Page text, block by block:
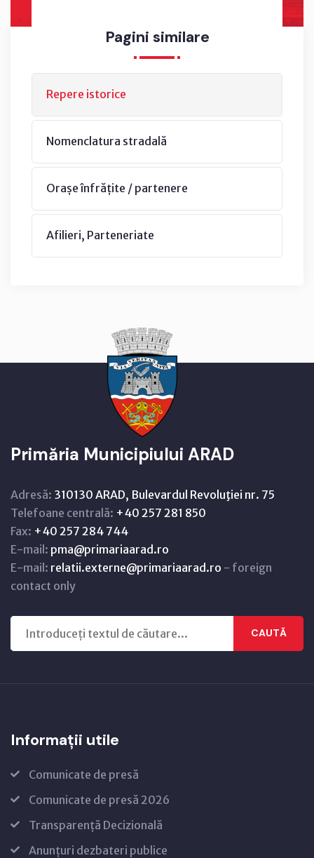
Pagini similare
Repere istorice
Nomenclatura stradală
Orașe înfrățite / partenere
Afilieri, Parteneriate
Primăria Municipiului ARAD
Adresă: 310130 ARAD, Bulevardul Revoluţiei nr. 75
Telefoane centrală: +40 257 281 850
Fax: +40 257 284 744
E-mail: pma@primariaarad.ro
E-mail: relatii.externe@primariaarad.ro - foreign
contact only
CAUTĂ
Informații utile
Comunicate de presă
Comunicate de presă 2026
Transparență Decizională
Anunțuri dezbateri publice